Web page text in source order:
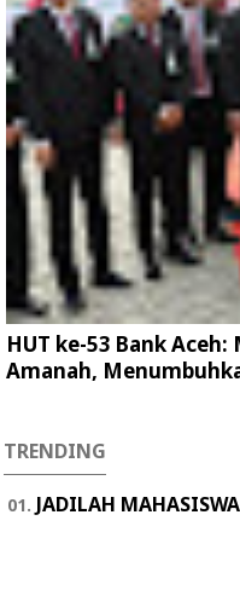
HUT ke-53 Bank
Amanah,
TRENDING
JADILAH